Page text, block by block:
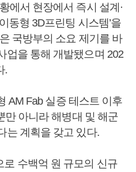
에서 현장에서 즉시 설계·
동형 3D프린팅 시스템’을
국방부의 소요 제기를 바
업을 통해 개발됐으며 202
.
AM Fab 실증 테스트 이후
만 아니라 해병대 및 해군
는 계획을 갖고 있다.
로 수백억 원 규모의 신규